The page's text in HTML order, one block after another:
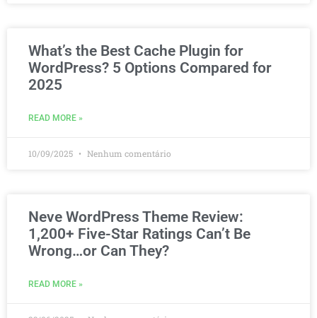
What’s the Best Cache Plugin for
WordPress? 5 Options Compared for
2025
READ MORE »
10/09/2025 Nenhum comentário
Neve WordPress Theme Review:
1,200+ Five-Star Ratings Can’t Be
Wrong…or Can They?
READ MORE »